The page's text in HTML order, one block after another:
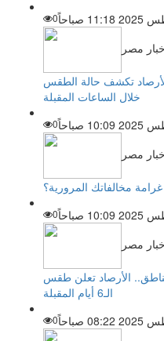
0
مصر
الأرصاد تكشف حالة الطقس
خلال الساعات المقبلة
0
مصر
مخالفاتك المرورية؟
0
مصر
الأرصاد تعلن طقس
الـ6 أيام المقبلة
0